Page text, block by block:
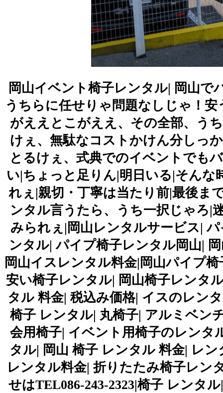
岡山イベント椅子レンタル| 岡山
うちらに任せりゃ問題なしじゃ！
がええとこがええ、その全部、う
けぇ、無駄なコストかけん分しっ
とるけぇ、式典でのイベントでも
い|ちょっと足りん|明日いる|そん
れぇ|親切・丁寧は当たり前|最後ま
ンタル言うたら、うち一択じゃろ|
みられぇ|岡山レンタルサービス|
ンタル| パイプ椅子レンタル岡山|
岡山イスレンタル料金|岡山パイプ
安い椅子レンタル| 岡山椅子レンタ
タル 料金| 税込み価格| イスのレン
椅子 レンタル| 丸椅子| アルミベ
会用椅子| イベント用椅子のレンタ
タル| 岡山 椅子 レンタル 料金| レ
レンタル料金| 折りたたみ椅子レン
せはTEL086-243-2323|椅子 レンタ